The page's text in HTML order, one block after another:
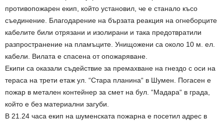
противопожарен екип, който установил, че е станало късо
съединение. Благодарение на бързата реакция на огнеборците
кабелите били отрязани и изолирани и така предотвратили
разпространение на пламъците. Унищожени са около 10 м. ел.
кабели. Вилата е спасена от опожаряване.
Екипи са оказали съдействие за премахване на гнездо с оси на
тераса на трети етаж ул. “Стара планина“ в Шумен. Погасен е
пожар в метален контейнер за смет на бул. “Мадара“ в града,
който е без материални загуби.
В 21.24 часа екип на шуменската пожарна е посетил адрес в